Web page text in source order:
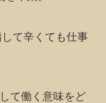
て辛くても仕事
て働く意味をど